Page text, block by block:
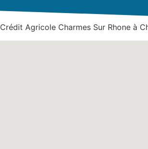
Crédit Agricole Charmes Sur Rhone à